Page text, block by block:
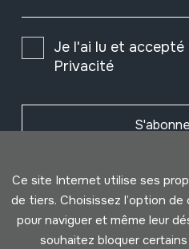
Je l'ai lu et accepté
Privacité
Ce site Internet utilise ses
de tiers. Choisissez l’option
pour naviguer et même leur
souhaitez bloquer